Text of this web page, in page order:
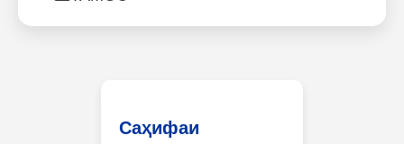
Саҳифаи